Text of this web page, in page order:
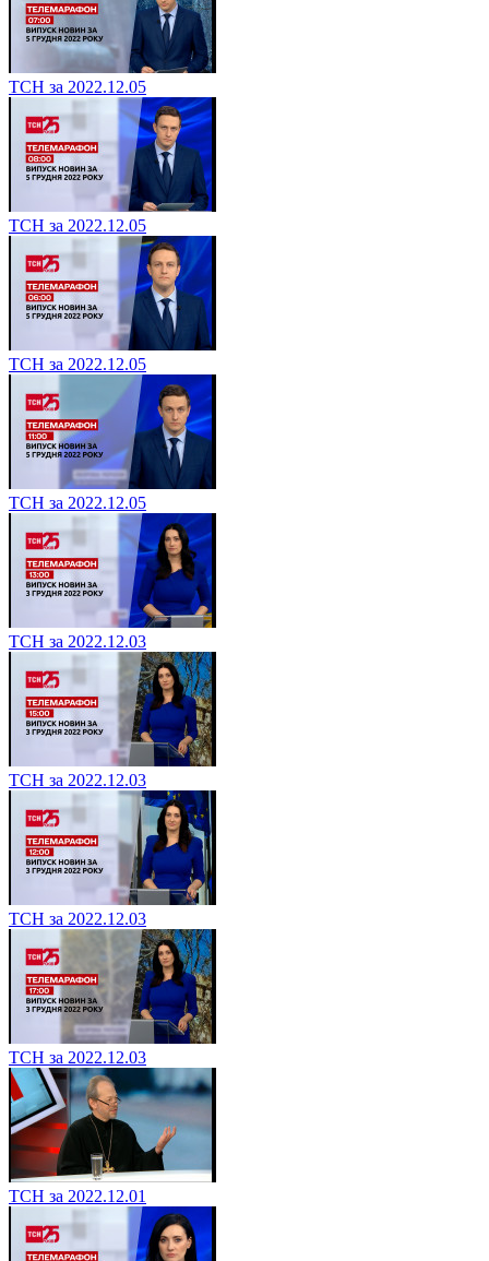
ТСН за 2022.12.05
ТСН за 2022.12.05
ТСН за 2022.12.05
ТСН за 2022.12.05
ТСН за 2022.12.03
ТСН за 2022.12.03
ТСН за 2022.12.03
ТСН за 2022.12.03
ТСН за 2022.12.01